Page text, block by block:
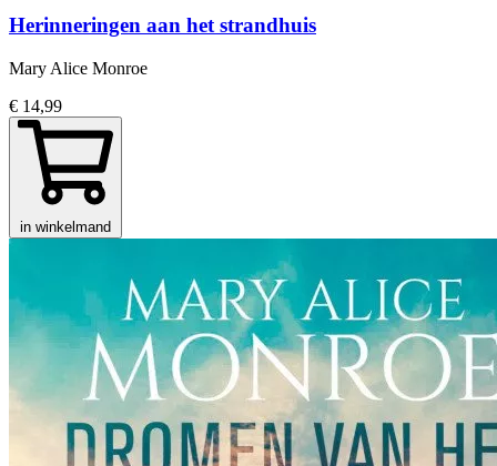
Herinneringen aan het strandhuis
Mary Alice Monroe
€ 14,99
in winkelmand